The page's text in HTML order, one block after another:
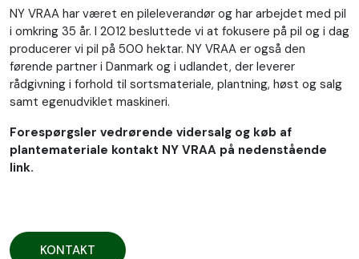
NY VRAA har været en pileleverandør og har arbejdet med pil
i omkring 35 år. I 2012 besluttede vi at fokusere på pil og i dag
producerer vi pil på 500 hektar. NY VRAA er også den
førende partner i Danmark og i udlandet, der leverer
rådgivning i forhold til sortsmateriale, plantning, høst og salg
samt egenudviklet maskineri.
Forespørgsler vedrørende vidersalg og køb af
plantemateriale kontakt NY VRAA på nedenstående
link.
KONTAKT